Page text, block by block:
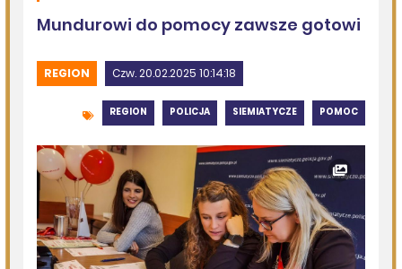
miał skradziony alkohol i perfumy
DZISIEJSZY Miejska Biblioteka Publiczna w Siemiatyczach
Wernisaż wystawy „Pędzlem i sercem” w Galerii
„Odrobina Kultury”
06.08.2026 Podlasie24
Po raz 35. w Mielniku odbędą się Muzyczne Dialogi nad
Bugiem